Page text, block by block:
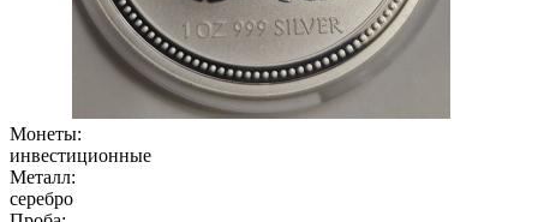
Монеты:
инвестиционные
Металл:
серебро